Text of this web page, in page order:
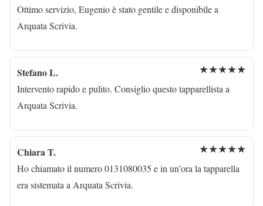
Ottimo servizio, Eugenio è stato gentile e disponibile a
Arquata Scrivia.
Stefano L. ★★★★★
Intervento rapido e pulito. Consiglio questo tapparellista a
Arquata Scrivia.
Chiara T. ★★★★★
Ho chiamato il numero 0131080035 e in un’ora la tapparella
era sistemata a Arquata Scrivia.